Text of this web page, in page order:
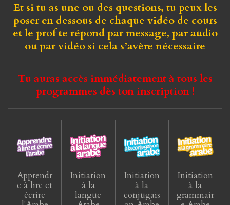
Et si tu as une ou des questions, tu peux les
poser en dessous de chaque vidéo de cours
et le prof te répond par message, par audio
ou par vidéo si cela s’avère nécessaire
Tu auras accès immédiatement à tous les
programmes dès ton inscription !
Apprendr
e à lire et
écrire
Initiation
à la
langue
Initiation
à la
conjugais
Initiation
à la
grammair